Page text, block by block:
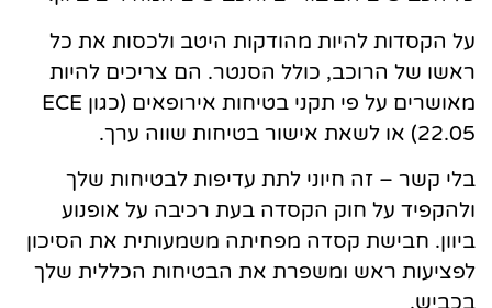
על הקסדות להיות מהודקות היטב ולכסות את כל
ראשו של הרוכב, כולל הסנטר. הם צריכים להיות
מאושרים על פי תקני בטיחות אירופאים (כגון ECE
22.05) או לשאת אישור בטיחות שווה ערך.
בלי קשר – זה חיוני לתת עדיפות לבטיחות שלך
ולהקפיד על חוק הקסדה בעת רכיבה על אופנוע
ביוון. חבישת קסדה מפחיתה משמעותית את הסיכון
לפציעות ראש ומשפרת את הבטיחות הכללית שלך
בכביש.